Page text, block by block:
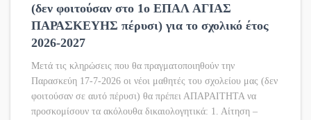
(δεν φοιτούσαν στο 1ο ΕΠΑΛ ΑΓΙΑΣ
ΠΑΡΑΣΚΕΥΗΣ πέρυσι) για το σχολικό έτος
2026-2027
Μετά τις κληρώσεις που θα πραγματοποιηθούν την
Παρασκεύη 17-7-2026 οι νέοι μαθητές του σχολείου μας (δεν
φοιτούσαν σε αυτό πέρυσι) θα πρέπει ΑΠΑΡΑΙΤΗΤΑ να
προσκομίσουν τα ακόλουθα δικαιολογητικά: 1. Αίτηση –